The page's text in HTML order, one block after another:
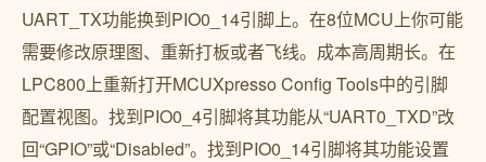
UART_TX功能换到PIO0_14引脚上。在8位MCU上你可能
需要修改原理图、重新打板或者飞线。成本高周期长。在
LPC800上重新打开MCUXpresso Config Tools中的引脚
配置视图。找到PIO0_4引脚将其功能从“UART0_TXD”改
回“GPIO”或“Disabled”。找到PIO0_14引脚将其功能设置